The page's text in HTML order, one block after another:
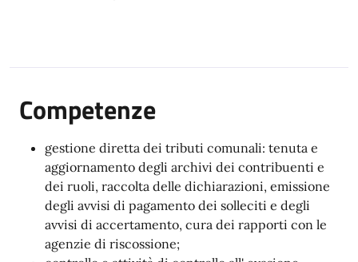
Competenze
gestione diretta dei tributi comunali: tenuta e
aggiornamento degli archivi dei contribuenti e
dei ruoli, raccolta delle dichiarazioni, emissione
degli avvisi di pagamento dei solleciti e degli
avvisi di accertamento, cura dei rapporti con le
agenzie di riscossione;